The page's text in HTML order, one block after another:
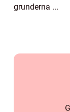
grunderna ...